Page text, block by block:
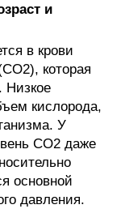
и
в крови
которая
Низкое
кислорода,
У
СО2 даже
основной
давления.